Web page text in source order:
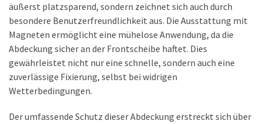
äußerst platzsparend, sondern zeichnet sich auch durch
besondere Benutzerfreundlichkeit aus. Die Ausstattung mit
Magneten ermöglicht eine mühelose Anwendung, da die
Abdeckung sicher an der Frontscheibe haftet. Dies
gewährleistet nicht nur eine schnelle, sondern auch eine
zuverlässige Fixierung, selbst bei widrigen
Wetterbedingungen.
Der umfassende Schutz dieser Abdeckung erstreckt sich über